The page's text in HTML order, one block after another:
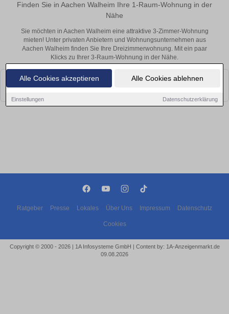
Alle Cookies akzeptieren Alle Cookies ablehnen
Einstellungen Datenschutzerklärung
Finden Sie in Aachen Walheim Ihre 1-Raum-Wohnung in der
Nähe
Sie möchten in Aachen Walheim eine attraktive 3-Zimmer-Wohnung
mieten! Unter privaten Anbietern und Wohnungsunternehmen aus
Aachen Walheim finden Sie Ihre Dreizimmerwohnung. Mit ein paar
Klicks zu Ihrer 3-Raum-Wohnung in der Nähe.
Leider konnten wir derzeit keine passenden Objekte finden. Schauen Sie
bald wieder vorbei!
Ratgeber Presse Lokales Über Uns Impressum Datenschutz
Cookies
Copyright © 2000 - 2026 | 1A Infosysteme GmbH | Content by: 1A-Anzeigenmarkt.de
09.08.2026